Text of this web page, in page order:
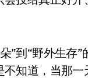
”到“野外生存”
知道，当那一
电视